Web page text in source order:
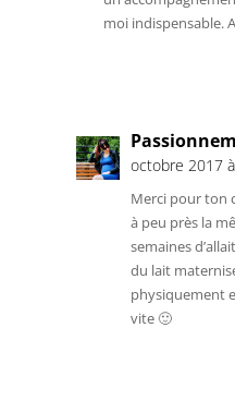
moi indispensable.
octobre 2017
Merci pour ton
à peu près la
semaines
du lait
physiquement
vite 🙂